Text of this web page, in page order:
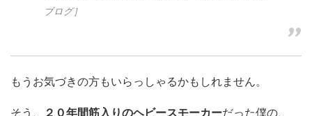
ブログ］
もうお気づきの方もいらっしゃるかもしれません。
そう、 ２０年間筋入りのヘビースモーカーだった僕の、